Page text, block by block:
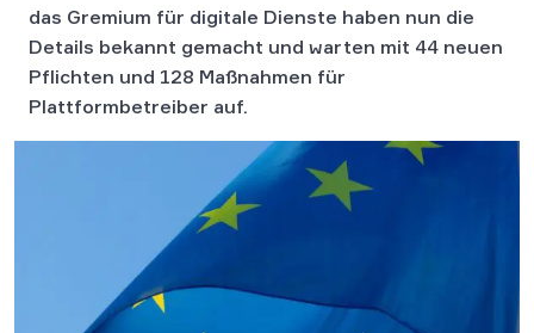
das Gremium für digitale Dienste haben nun die
Details bekannt gemacht und warten mit 44 neuen
Pflichten und 128 Maßnahmen für
Plattformbetreiber auf.